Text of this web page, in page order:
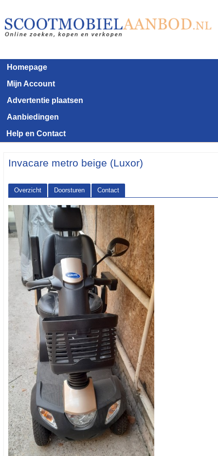
Homepage
Mijn Account
Advertentie plaatsen
Aanbiedingen
Help en Contact
Invacare metro beige (Luxor)
Overzicht Doorsturen
Contact
<< Terug naar het advertentie overzicht